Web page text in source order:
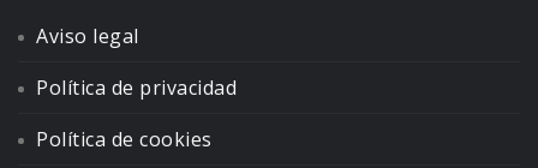
Aviso legal
Política de privacidad
Política de cookies